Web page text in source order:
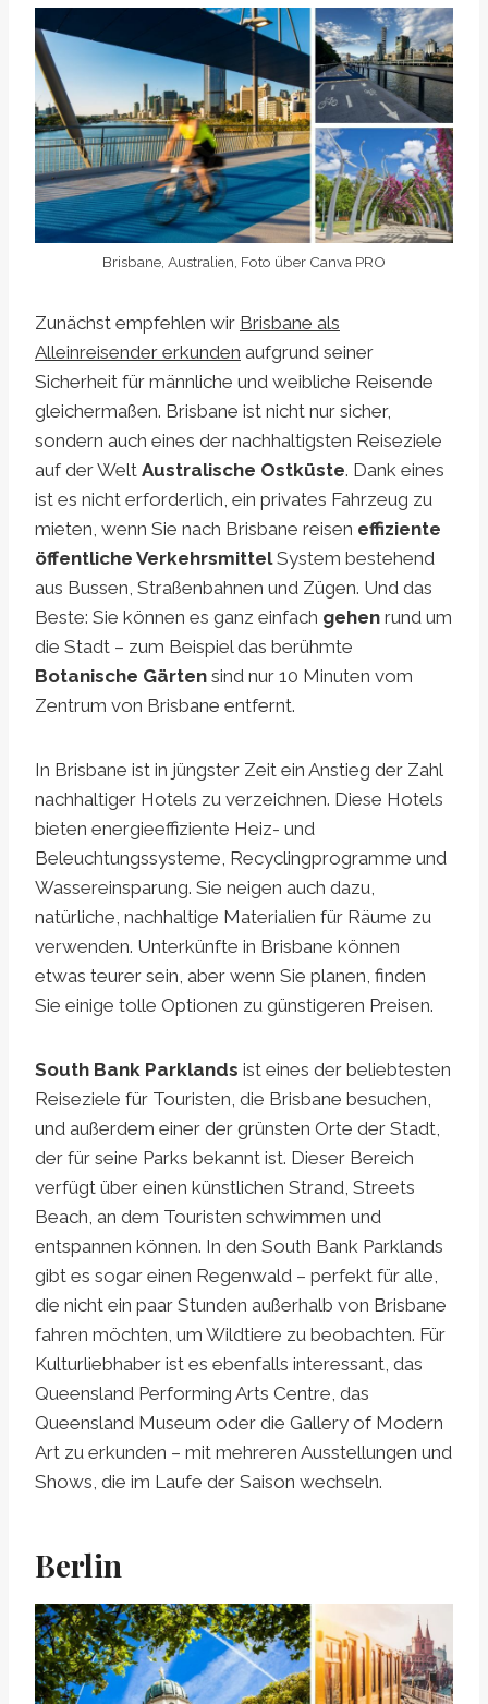
Brisbane, Australien, Foto über Canva PRO
Zunächst empfehlen wir Brisbane als
Alleinreisender erkunden aufgrund seiner
Sicherheit für männliche und weibliche Reisende
gleichermaßen. Brisbane ist nicht nur sicher,
sondern auch eines der nachhaltigsten Reiseziele
auf der Welt Australische Ostküste. Dank eines
ist es nicht erforderlich, ein privates Fahrzeug zu
mieten, wenn Sie nach Brisbane reisen effiziente
öffentliche VerkehrsmittelSystem bestehend
aus Bussen, Straßenbahnen und Zügen. Und das
Beste: Sie können es ganz einfach gehen rund um
die Stadt – zum Beispiel das berühmte
Botanische Gärten sind nur 10 Minuten vom
Zentrum von Brisbane entfernt.
In Brisbane ist in jüngster Zeit ein Anstieg der Zahl
nachhaltiger Hotels zu verzeichnen. Diese Hotels
bieten energieeffiziente Heiz- und
Beleuchtungssysteme, Recyclingprogramme und
Wassereinsparung. Sie neigen auch dazu,
natürliche, nachhaltige Materialien für Räume zu
verwenden. Unterkünfte in Brisbane können
etwas teurer sein, aber wenn Sie planen, finden
Sie einige tolle Optionen zu günstigeren Preisen.
South Bank Parklands ist eines der beliebtesten
Reiseziele für Touristen, die Brisbane besuchen,
und außerdem einer der grünsten Orte der Stadt,
der für seine Parks bekannt ist. Dieser Bereich
verfügt über einen künstlichen Strand, Streets
Beach, an dem Touristen schwimmen und
entspannen können. In den South Bank Parklands
gibt es sogar einen Regenwald – perfekt für alle,
die nicht ein paar Stunden außerhalb von Brisbane
fahren möchten, um Wildtiere zu beobachten. Für
Kulturliebhaber ist es ebenfalls interessant, das
Queensland Performing Arts Centre, das
Queensland Museum oder die Gallery of Modern
Art zu erkunden – mit mehreren Ausstellungen und
Shows, die im Laufe der Saison wechseln.
Berlin